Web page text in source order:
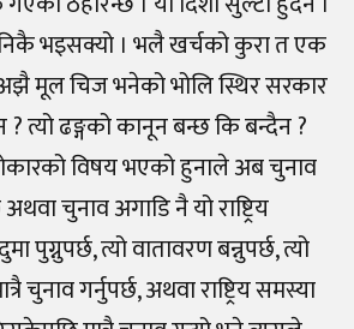
भइसक्यो । भलै खर्चको कुरा त एक
मूल चिज भनेको भोलि स्थिर सरकार
त्यो ढङ्गको कानून बन्छ कि बन्दैन ?
विषय भएको हुनाले अब चुनाव
चुनाव अगाडि नै यो राष्ट्रिय
पुग्नुपर्छ, त्यो वातावरण बन्नुपर्छ, त्यो
चुनाव गर्नुपर्छ, अथवा राष्ट्रिय समस्या